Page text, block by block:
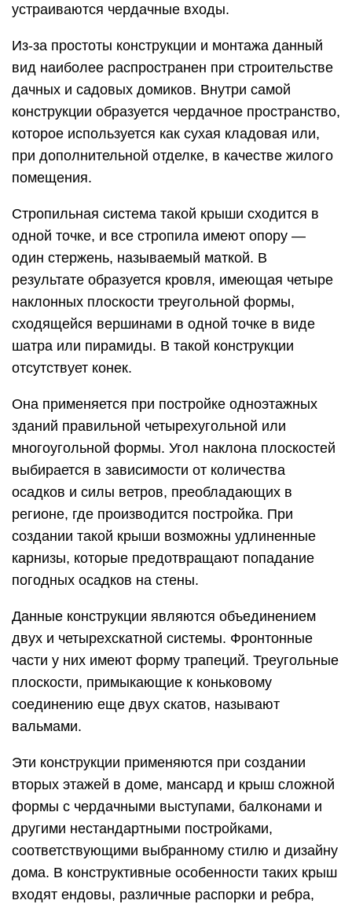
устраиваются чердачные входы.
Из-за простоты конструкции и монтажа данный
вид наиболее распространен при строительстве
дачных и садовых домиков. Внутри самой
конструкции образуется чердачное пространство,
которое используется как сухая кладовая или,
при дополнительной отделке, в качестве жилого
помещения.
Стропильная система такой крыши сходится в
одной точке, и все стропила имеют опору —
один стержень, называемый маткой. В
результате образуется кровля, имеющая четыре
наклонных плоскости треугольной формы,
сходящейся вершинами в одной точке в виде
шатра или пирамиды. В такой конструкции
отсутствует конек.
Она применяется при постройке одноэтажных
зданий правильной четырехугольной или
многоугольной формы. Угол наклона плоскостей
выбирается в зависимости от количества
осадков и силы ветров, преобладающих в
регионе, где производится постройка. При
создании такой крыши возможны удлиненные
карнизы, которые предотвращают попадание
погодных осадков на стены.
Данные конструкции являются объединением
двух и четырехскатной системы. Фронтонные
части у них имеют форму трапеций. Треугольные
плоскости, примыкающие к коньковому
соединению еще двух скатов, называют
вальмами.
Эти конструкции применяются при создании
вторых этажей в доме, мансард и крыш сложной
формы с чердачными выступами, балконами и
другими нестандартными постройками,
соответствующими выбранному стилю и дизайну
дома. В конструктивные особенности таких крыш
входят ендовы, различные распорки и ребра,